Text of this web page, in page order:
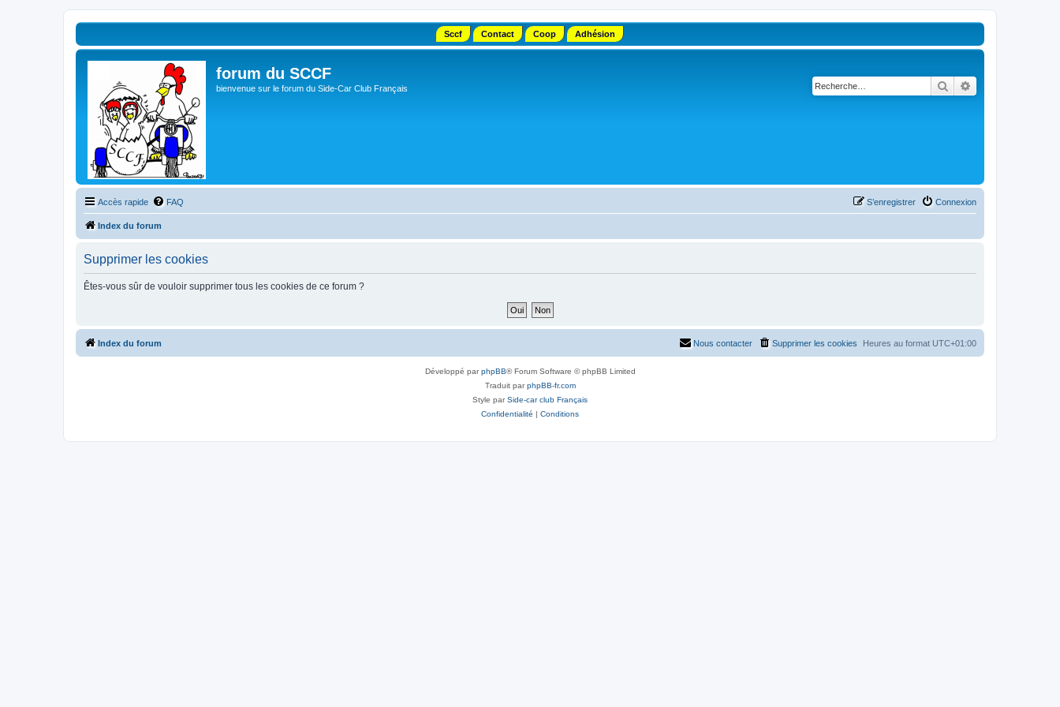
Sccf Contact Coop Adhésion
forum du SCCF
bienvenue sur le forum du Side-Car Club Français Rechercher
Accès rapide FAQ Connexion
S’enregistrer
Index du forum
Supprimer les cookies
Êtes-vous sûr de vouloir supprimer tous les cookies de ce forum ?
Index du forum Heures au format UTC+01:00
Supprimer les cookies
Nous contacter
Développé parphpBB® Forum Software © phpBB Limited
Traduit parphpBB-fr.com
Style parSide-car club Français
Confidentialité | Conditions